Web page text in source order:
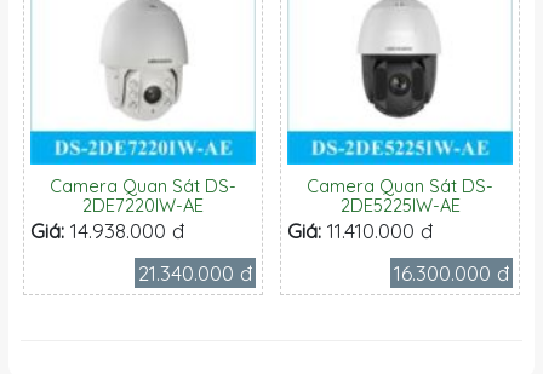
Camera Quan Sát DS-
2DE7220IW-AE
Giá: 14.938.000 đ
21.340.000 đ
Camera Quan Sát DS-
2DE5225IW-AE
Giá: 11.410.000 đ
16.300.000 đ